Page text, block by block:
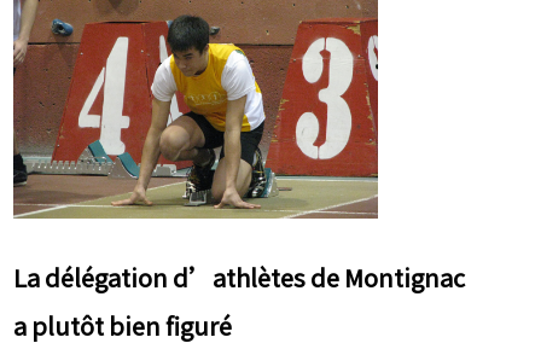
La délégation d’athlètes de Montignac
a plutôt bien figuré